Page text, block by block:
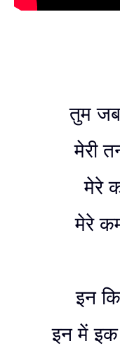
तुम
मेरी
मेरे
मेरे
इन
इन में इक